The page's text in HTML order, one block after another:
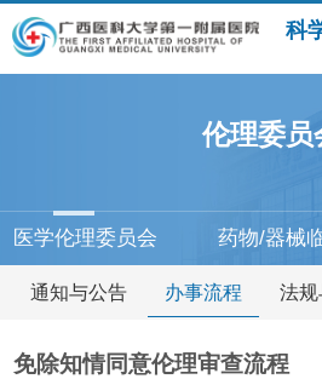
科
伦理委员
医学伦理委员会 药物/器械
通知与公告 办事流程 法
免除知情同意伦理审查流程